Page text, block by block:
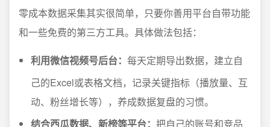
零成本数据采集其实很简单，只要你善用平台自带功能
和一些免费的第三方工具。具体做法包括：
利用微信视频号后台： 每天定期导出数据，建立自
己的Excel或表格文档，记录关键指标（播放量、互
动、粉丝增长等），养成数据复盘的习惯。
结合西瓜数据、新榜等平台： 把自己的账号和竞品